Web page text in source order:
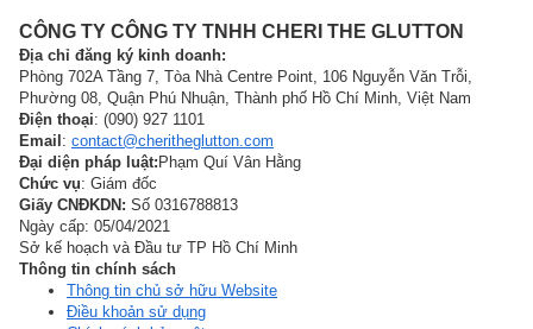
CÔNG TY CÔNG TY TNHH CHERI THE GLUTTON
Địa chỉ đăng ký kinh doanh:
Phòng 702A Tầng 7, Tòa Nhà Centre Point, 106 Nguyễn Văn Trỗi,
Phường 08, Quận Phú Nhuận, Thành phố Hồ Chí Minh, Việt Nam
Điện thoại: (090) 927 1101
Email : contact@cheritheglutton.com
Đại diện pháp luật: Phạm Quí Vân Hằng
Chức vụ: Giám đốc
Giấy CNĐKDN: Số 0316788813
Ngày cấp: 05/04/2021
Sở kế hoạch và Đầu tư TP Hồ Chí Minh
Thông tin chính sách
Thông tin chủ sở hữu Website
Điều khoản sử dụng